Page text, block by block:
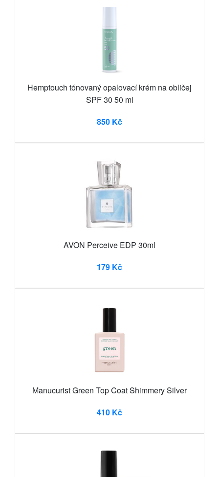
Hemptouch tónovaný opalovací krém na obličej
SPF 30 50 ml
850 Kč
AVON Perceive EDP 30ml
179 Kč
Manucurist Green Top Coat Shimmery Silver
410 Kč